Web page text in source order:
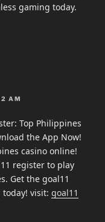
gaming today.
AM
Top Philippines
the App Now!
casino online!
register to play
Get the goal11
visit: goal11